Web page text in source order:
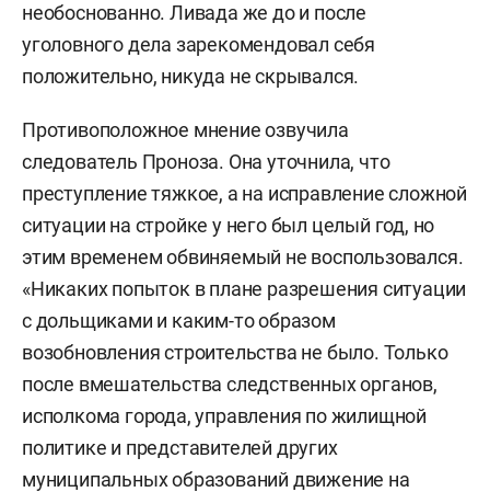
необоснованно. Ливада же до и после
уголовного дела зарекомендовал себя
положительно, никуда не скрывался.
Противоположное мнение озвучила
следователь Проноза. Она уточнила, что
преступление тяжкое, а на исправление сложной
ситуации на стройке у него был целый год, но
этим временем обвиняемый не воспользовался.
«Никаких попыток в плане разрешения ситуации
с дольщиками и каким-то образом
возобновления строительства не было. Только
после вмешательства следственных органов,
исполкома города, управления по жилищной
политике и представителей других
муниципальных образований движение на